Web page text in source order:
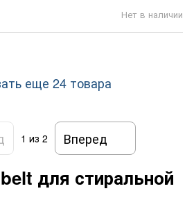
Нет в наличии
еще 24 товара
1 из 2 Вперед
для стиральной